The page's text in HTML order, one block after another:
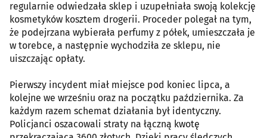
regularnie odwiedzała sklep i uzupełniała swoją kolekcję
kosmetyków kosztem drogerii. Proceder polegał na tym,
że podejrzana wybierała perfumy z półek, umieszczała je
w torebce, a następnie wychodziła ze sklepu, nie
uiszczając opłaty.
Pierwszy incydent miał miejsce pod koniec lipca, a
kolejne we wrześniu oraz na początku października. Za
każdym razem schemat działania był identyczny.
Policjanci oszacowali straty na łączną kwotę